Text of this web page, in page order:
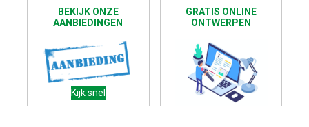
BEKIJK ONZE
AANBIEDINGEN
Kijk snel
GRATIS ONLINE
ONTWERPEN